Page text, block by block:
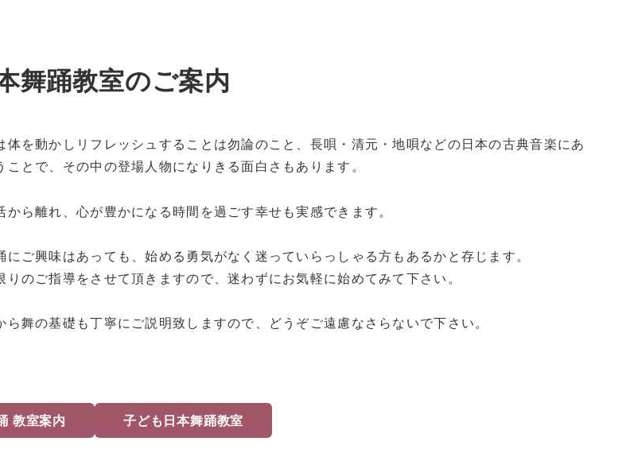
舞踊教室のご案内
体を動かしリフレッシュすることは勿論のこと、長唄・清元・地唄などの日本の古典音楽にあ
ことで、その中の登場人物になりきる面白さもあります。
から離れ、心が豊かになる時間を過ごす幸せも実感できます。
にご興味はあっても、始める勇気がなく迷っていらっしゃる方もあるかと存じます。
りのご指導をさせて頂きますので、迷わずにお気軽に始めてみて下さい。
ら舞の基礎も丁寧にご説明致しますので、どうぞご遠慮なさらないで下さい。
教室案内 子ども日本舞踊教室